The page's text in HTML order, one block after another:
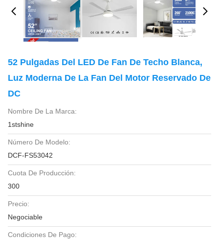
52 Pulgadas Del LED De Fan De Techo Blanca,
Luz Moderna De La Fan Del Motor Reservado De
DC
Nombre De La Marca:
1stshine
Número De Modelo:
DCF-FS53042
Cuota De Producción:
300
Precio:
Negociable
Condiciones De Pago: